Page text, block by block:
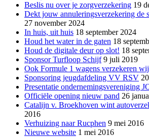
Beslis nu over je zorgverzekering 19
Dekt jouw annuleringsverzekering de
27 november 2024
In huis, uit huis 18 september 2024
Houd het water in de gaten 18
Houd de digitale deur op slot! 18
Sponsor Turfloop Schijf 9 juli 2019
Ook Formule 1 wagens verzekeren
Sponsoring jeugdafdeling VV RSV
Presentatie ondernemingsvereniging
Officiële opening nieuw pand 26
Catalijn v. Broekhoven wint
2016
Verhuizing naar Rucphen 9 mei 2016
Nieuwe website 1 mei 2016